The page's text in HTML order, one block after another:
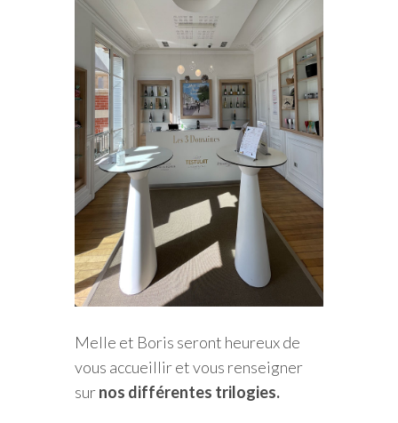
Melle et Boris seront heureux de
vous accueillir et vous renseigner
surnos différentes trilogies.